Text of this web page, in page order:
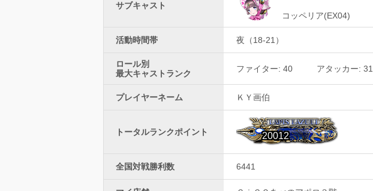
サブキャスト
コッペリア(EX04)
活動時間帯 夜（18-21）
ロール別
最大キャストランク
ファイター: 40 アタッカー: 31
プレイヤーネーム ＫＹ画伯
トータルランクポイント 20012
全国対戦勝利数 6441